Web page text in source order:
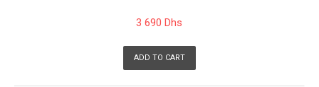
3 690 Dhs
ADD TO CART